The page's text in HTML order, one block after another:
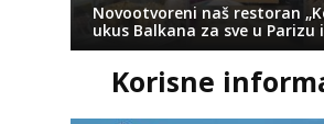
Novootvoreni naš restoran
ukus Balkana za sve u Parizu
Korisne